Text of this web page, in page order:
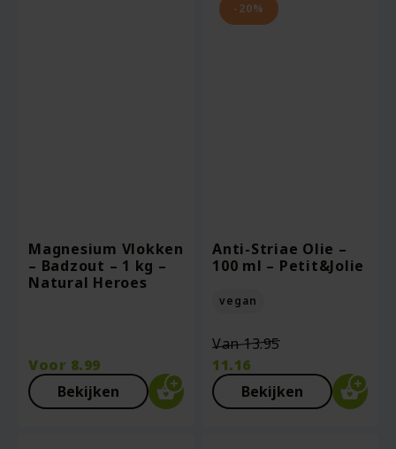
Magnesium Vlokken
– Badzout – 1 kg –
Natural Heroes
Voor 8.99
Bekijken
-20%
Anti-Striae Olie –
100 ml – Petit&Jolie
vegan
Van13.95
was:
€13.95.
11.16
Huidige
prijsBekijken